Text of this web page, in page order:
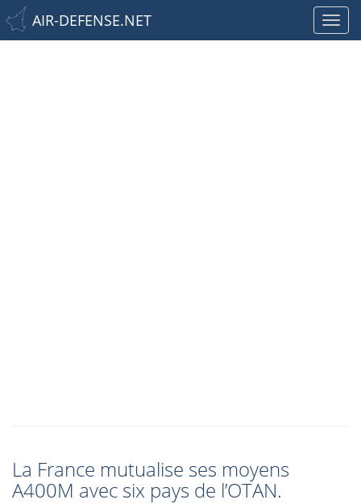
AIR-DEFENSE.NET
La France mutualise ses moyens
A400M avec six pays de l’OTAN.